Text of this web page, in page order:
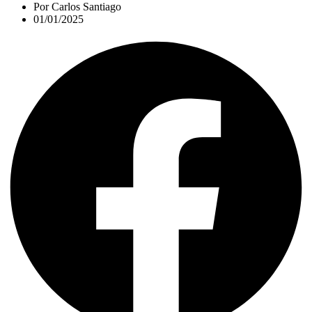
PorCarlos Santiago
01/01/2025